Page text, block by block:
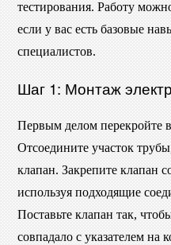
тестирования. Работу
если у вас есть базовые
специалистов.
Шаг 1: Монтаж
Первым делом перекройте
Отсоедините участок
клапан. Закрепите клапан
используя подходящие
Поставьте клапан так,
совпадало с указателем на